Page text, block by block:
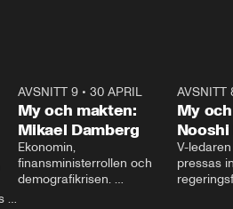
AVSNITT 9• 30 APRIL
My och makten:
Mikael Damberg
Ekonomin,
finansministerrollen och
demografikrisen.
AVSNITT
My
V-
pressas